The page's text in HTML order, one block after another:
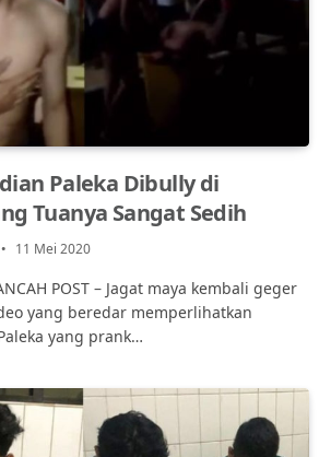
Paleka Dibully di
Tuanya Sangat Sedih
11 Mei 2020
POST – Jagat maya kembali geger
yang beredar memperlihatkan
yang prank…